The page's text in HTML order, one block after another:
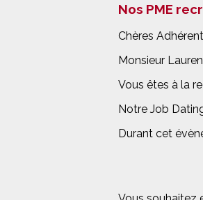
Nos PME
Chères
Monsieur
Vous êtes à la
Notre Job
Durant cet